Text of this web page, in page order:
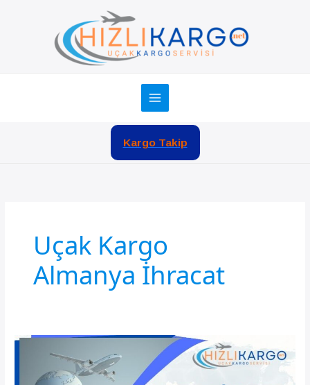
Kargo Takip
Uçak Kargo
Almanya İhracat